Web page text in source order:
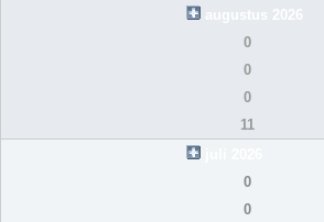
augustus 2026
0
0
0
11
0
0